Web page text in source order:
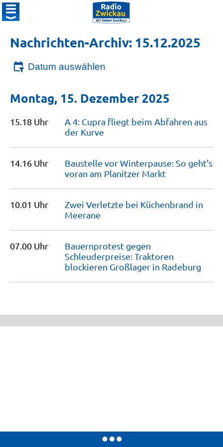
Nachrichten-Archiv: 15.12.2025
Datum auswählen
Montag, 15. Dezember 2025
15.18 Uhr
A 4: Cupra fliegt beim Abfahren aus
der Kurve
14.16 Uhr
Baustelle vor Winterpause: So geht's
voran am Planitzer Markt
10.01 Uhr
Zwei Verletzte bei Küchenbrand in
Meerane
07.00 Uhr
Bauernprotest gegen
Schleuderpreise: Traktoren
blockieren Großlager in Radeburg